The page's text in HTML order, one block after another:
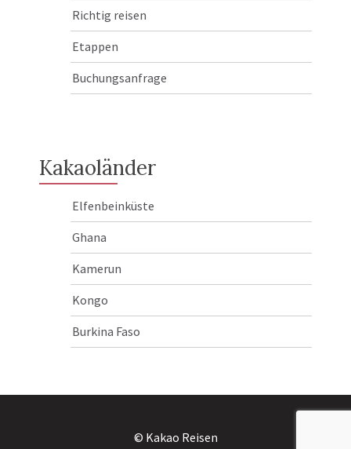
Richtig reisen
Etappen
Buchungsanfrage
Kakaoländer
Elfenbeinküste
Ghana
Kamerun
Kongo
Burkina Faso
© Kakao Reisen